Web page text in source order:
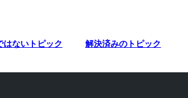
はないトピック 解決済みのトピック